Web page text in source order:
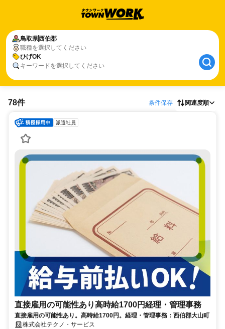
鳥取県西伯郡
職種を選択してください
ひげOK
キーワードを選択してください
78件 条件保存 関連度順
派遣社員
直接雇用の可能性あり高時給1700円経理・管理事務
直接雇用の可能性あり。高時給1700円。経理・管理事務：西伯郡大山町
株式会社テクノ・サービス